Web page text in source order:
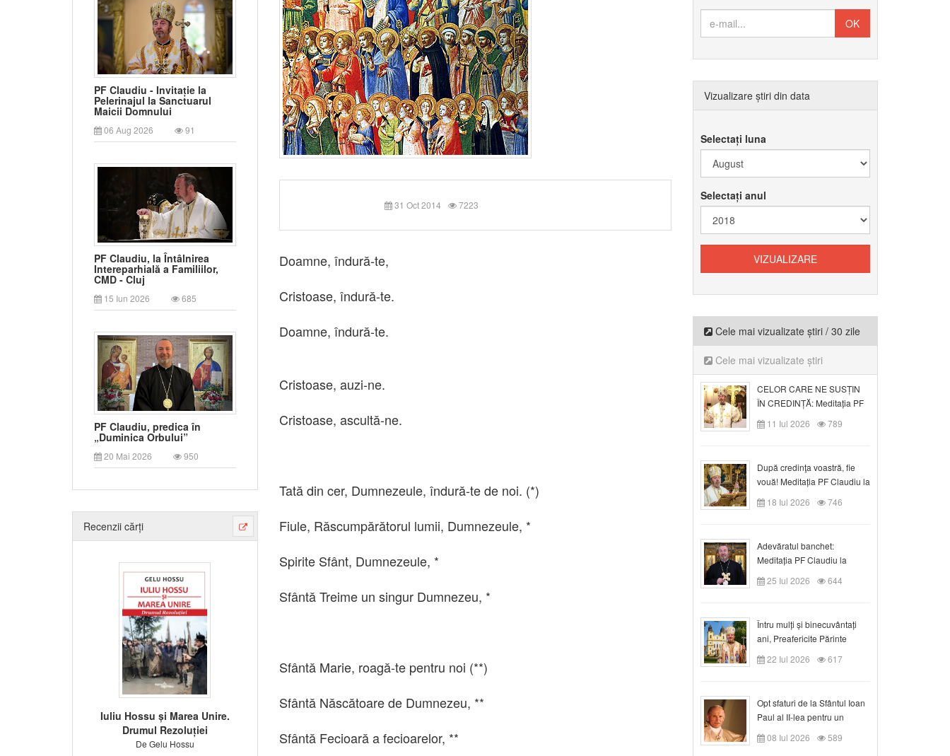
PF Claudiu - Invitație la
Pelerinajul la Sanctuarul
Maicii Domnului
06 Aug 2026 91
PF Claudiu, la Întâlnirea
Intereparhială a Familiilor,
CMD - Cluj
15 Iun 2026 685
PF Claudiu, predica în
„Duminica Orbului”
20 Mai 2026 950
Recenzii cărți
Iuliu Hossu și Marea Unire.
Drumul Rezoluției
De Gelu Hossu
31 Oct 2014 7223
Doamne, îndură-te,
Cristoase, îndură-te.
Doamne, îndură-te.
Cristoase, auzi-ne.
Cristoase, ascultă-ne.
Tată din cer, Dumnezeule, îndură-te denoi. (*)
Fiule, Răscumpărătorul lumii, Dumnezeule, *
Spirite Sfânt, Dumnezeule, *
Sfântă Treime un singur Dumnezeu, *
Sfântă Marie, roagă-te pentru noi (**)
Sfântă Născătoare de Dumnezeu, **
Sfântă Fecioară a fecioarelor, **
Vizualizare știri din data
Selectați luna
Selectați anul
Cele mai vizualizate știri / 30 zile
Cele mai vizualizate știri
CELOR CARE NE SUSȚIN
ÎN CREDINȚĂ: Meditația PF
Claudiu la Duminica a VI-a
după Rusalii
11 Iul 2026 789
După credinţa voastră, fie
vouă! Meditația PF Claudiu la
duminica a VII-a după Rusalii
18 Iul 2026 746
Adevăratul banchet:
Meditația PF Claudiu la
Duminica a VIII-a după
Rusalii
25 Iul 2026 644
Întru mulți și binecuvântați
ani, Preafericite Părinte
Claudiu!
22 Iul 2026 617
Opt sfaturi de la Sfântul Ioan
Paul al II-lea pentru un
creștin
08 Iul 2026 589